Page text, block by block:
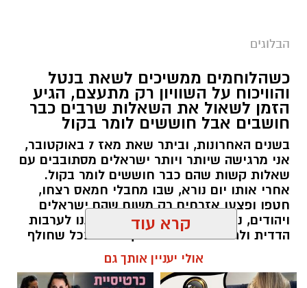
הצטרפו לקבוצת החדשות השקטה של רמת גן נט ב-
WhatsApp כל החדשות לחצו כאן
הבלוגים
כשהלוחמים ממשיכים לשאת בנטל
והוויכוח על השוויון רק מתעצם, הגיע
הזמן לשאול את השאלות שרבים כבר
חושבים אבל חוששים לומר בקול
בשנים האחרונות, וביתר שאת מאז 7 באוקטובר,
אני מרגישה שיותר ויותר ישראלים מסתובבים עם
שאלות קשות שהם כבר חוששים לומר בקול.
אחרי אותו יום נורא, שבו מחבלי חמאס רצחו,
חטפו ופצעו אזרחים רק משום שהם ישראלים
ויהודים, נדמה היה שהאסון יחזיר אותנו לערבות
הדדית ולתחושת גורל משותף. אבל ככל שחולף
הזמן, הוויכוחים סביב השוויון בנטל, הפטור מגיוס,
תקציבי הישיבות, נטל המס, קמפיינים ייעודיים
למגזרים מסוימים והמחאות נגד גיוס בני ישיבות
קרא עוד
אולי יעניין אותך גם